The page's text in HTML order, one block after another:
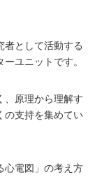
者として活動する
ユニットです。
、原理から理解す
の支持を集めてい
心電図」の考え方